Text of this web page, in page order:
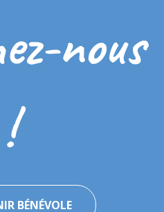
nous
!
BÉNÉVOLE